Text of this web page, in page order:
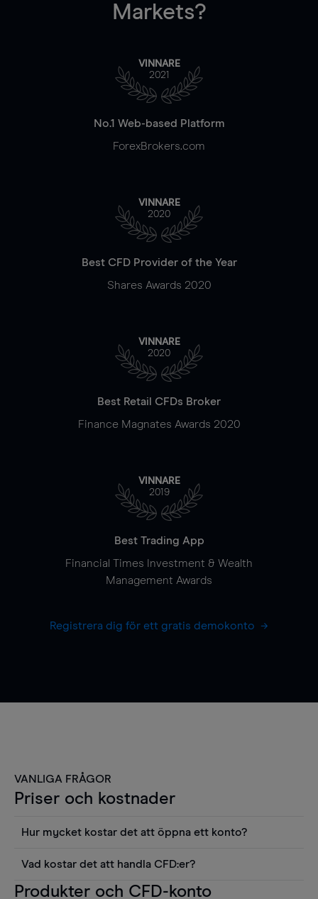
Markets?
VINNARE
2021
No.1 Web-based Platform
ForexBrokers.com
VINNARE
2020
Best CFD Provider of the Year
Shares Awards 2020
VINNARE
2020
Best Retail CFDs Broker
Finance Magnates Awards 2020
VINNARE
2019
Best Trading App
Financial Times Investment & Wealth
Management Awards
Registrera dig för ett gratis demokonto
VANLIGA FRÅGOR
Priser och kostnader
Hur mycket kostar det att öppna ett konto?
använda sådana verktyg som diagram, Reuters
Vad kostar det att handla CFD:er?
Det är en rad kostnader att tänka på när man
Produkter och CFD-konto